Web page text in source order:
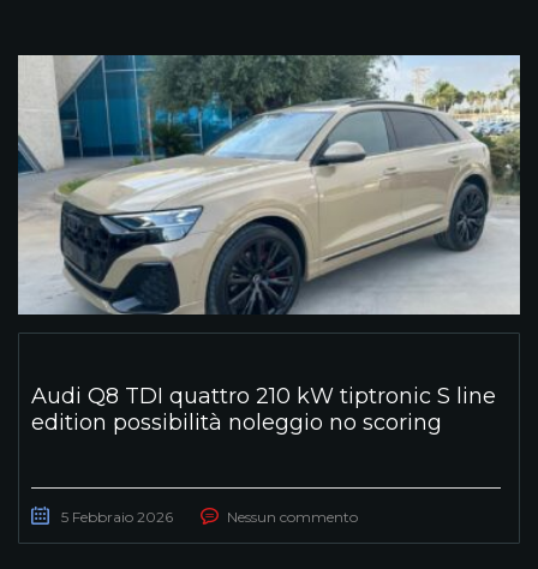
Audi Q8 TDI quattro 210 kW tiptronic S line
edition possibilità noleggio no scoring
5 Febbraio 2026 Nessun commento